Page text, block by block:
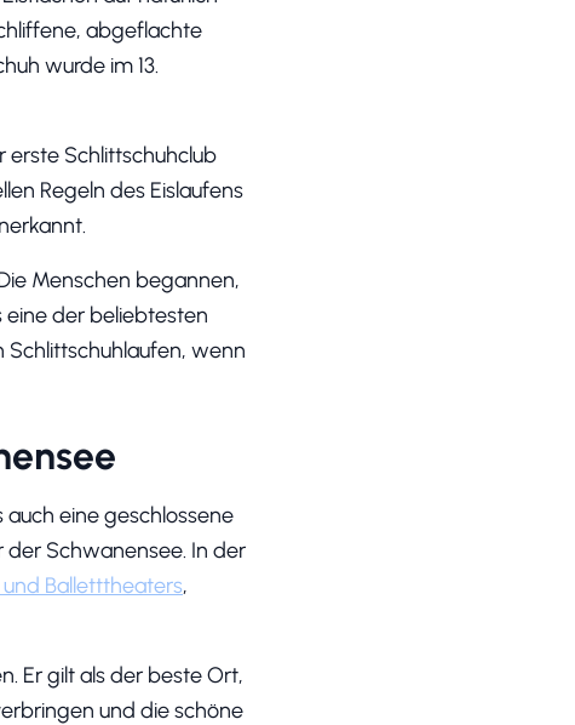
abgeflachte
wurde im 13.
erste Schlittschuhclub
Regeln des Eislaufens
Menschen begannen,
eine der beliebtesten
Schlittschuhlaufen, wenn
eine geschlossene
der Schwanensee. In der
Balletttheaters,
Er gilt als der beste Ort,
und die schöne